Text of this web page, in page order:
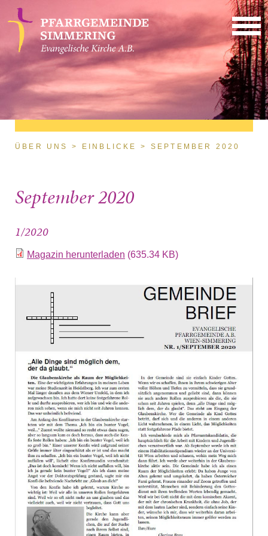
Direkt zum Inhalt
Sie sind hier
ÜBER UNS EINBLICKE SEPTEMBER 2020
September 2020
1/2020
Magazin herunterladen (635.34 KB)